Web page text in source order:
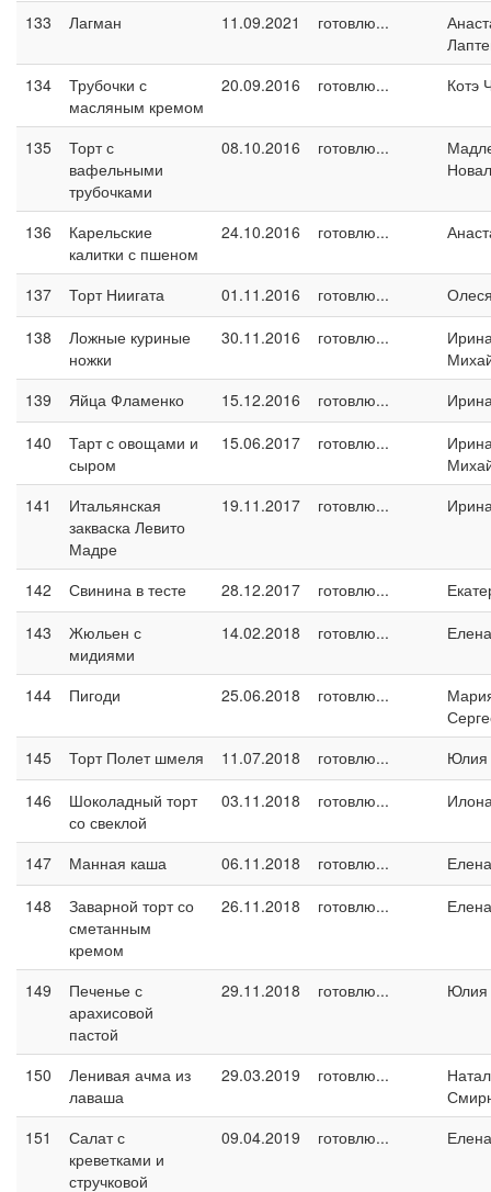
133 Лагман 11.09.2021 готовлю...
134
Трубочки с
масляным кремом
20.09.2016 готовлю... Котэ
135
Торт с
вафельными
трубочками
08.10.2016 готовлю...
136
Карельские
калитки с пшеном
24.10.2016 готовлю...
137 Торт Ниигата 01.11.2016 готовлю...
138
Ложные куриные
ножки
30.11.2016 готовлю...
139
Яйца Фламенко 15.12.2016 готовлю...
140
Тарт с овощами и
сыром
15.06.2017 готовлю...
141
Итальянская
закваска Левито
Мадре
19.11.2017 готовлю...
142 Свинина в тесте 28.12.2017 готовлю...
143
Жюльен с
мидиями
14.02.2018 готовлю...
144 Пигоди 25.06.2018 готовлю...
145
Торт Полет шмеля 11.07.2018 готовлю...
Юлия
146
Шоколадный торт
со свеклой
03.11.2018 готовлю...
147 Манная каша 06.11.2018 готовлю...
148
Заварной торт со
сметанным
кремом
26.11.2018 готовлю...
149
Печенье с
арахисовой
пастой
29.11.2018 готовлю... Юлия
150
Ленивая ачма из
лаваша
29.03.2019 готовлю...
151
Салат с
креветками и
стручковой
09.04.2019 готовлю...